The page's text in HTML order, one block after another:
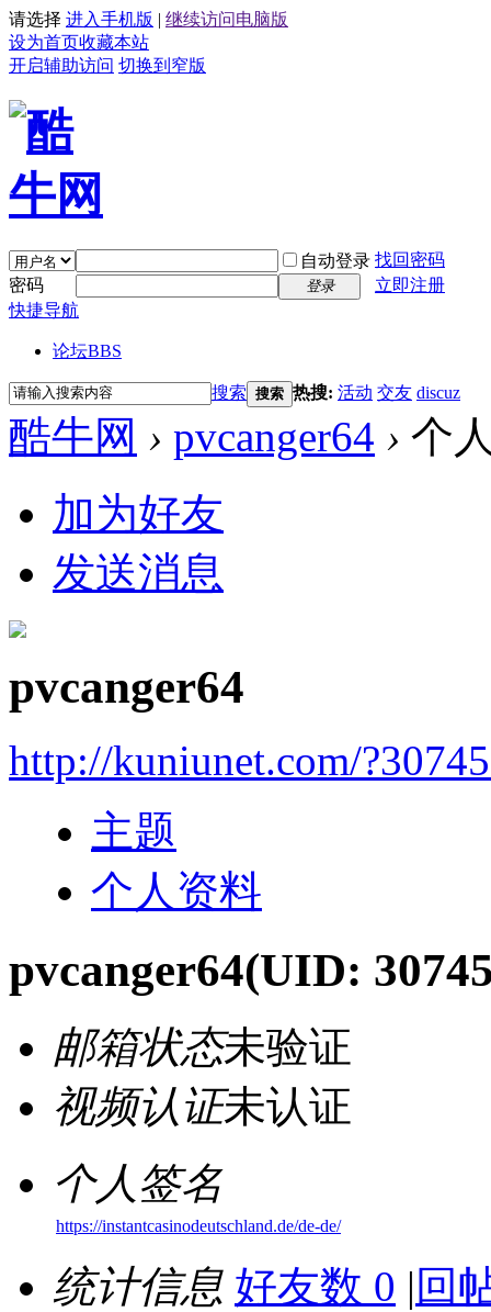
请选择 进入手机版 | 继续访问电脑版
设为首页收藏本站
开启辅助访问 切换到窄版
自动登录 找回密码
密码
登录
立即注册
快捷导航
论坛BBS
搜索 搜索 热搜: 活动 交友 discuz
酷牛网 › pvcanger64 › 个
加为好友
发送消息
pvcanger64
http://kuniunet.com/
主题
个人资料
pvcanger64(UID:
邮箱状态未验证
视频认证未认证
个人签名
https://instantcasinodeutschland.de/de-de/
统计信息 好友数 0 | 回